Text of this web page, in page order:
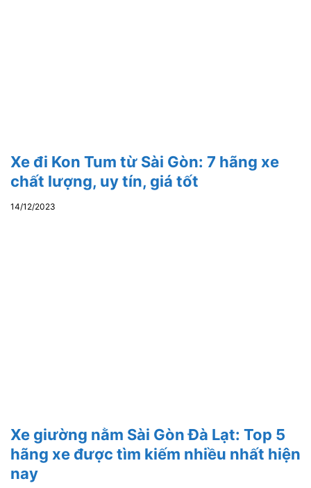
Xe đi Kon Tum từ Sài Gòn: 7 hãng xe
chất lượng, uy tín, giá tốt
14/12/2023
Xe giường nằm Sài Gòn Đà Lạt: Top 5
hãng xe được tìm kiếm nhiều nhất hiện
nay